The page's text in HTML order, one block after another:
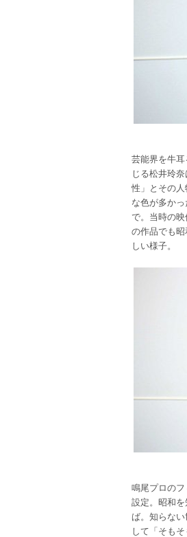
芸能界を牛
じる松井玲
性」とその
な色が多か
で。当時の
の作品でも
しい様子。
鳴尾プロの
設定。昭和
ば。知らな
して「そも